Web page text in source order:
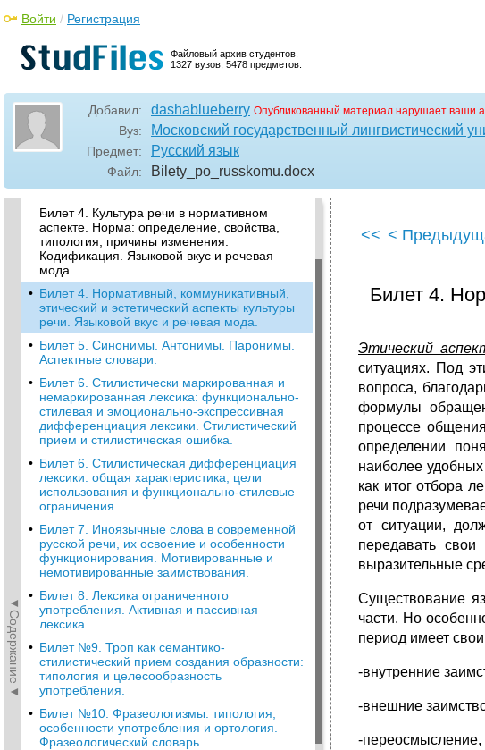
Файловый архив студентов.
1327 вузов, 5478 предметов.
Войти / Регистрация
Добавил: dashablueberry Опубликованный материал нарушает ваши
Вуз: Московский государственный лингвистический
Предмет: Русский язык
Файл: Bilety_po_russkomu.docx
◄Содержание◄
• Билет 2. Современный русский
национальный язык и его стратификация.
Русский литературный язык как высшая
форма существования. Современная
речевая ситуация.
Билет 3. Язык и речь. Речевая культура и
культура речи. Типы речевой культуры.
Билет 4. Культура речи в нормативном
аспекте. Норма: определение, свойства,
типология, причины изменения.
Кодификация. Языковой вкус и речевая
мода.
• Билет 4. Нормативный, коммуникативный,
этический и эстетический аспекты культуры
речи. Языковой вкус и речевая мода.
• Билет 5. Синонимы. Антонимы. Паронимы.
Аспектные словари.
• Билет 6. Стилистически маркированная и
немаркированная лексика: функционально-
стилевая и эмоционально-экспрессивная
дифференциация лексики. Стилистический
прием и стилистическая ошибка.
• Билет 6. Стилистическая дифференциация
лексики: общая характеристика, цели
использования и функционально-стилевые
ограничения.
• Билет 7. Иноязычные слова в современной
русской речи, их освоение и особенности
функционирования. Мотивированные и
немотивированные заимствования.
• Билет 8. Лексика ограниченного
употребления. Активная и пассивная
лексика.
• Билет №9. Троп как семантико-
стилистический прием создания образности:
типология и целесообразность
употребления.
• Билет №10. Фразеологизмы: типология,
особенности употребления и ортология.
Фразеологический словарь.
<< <
Билет 4.
Этический
ситуациях. Под
вопроса,
формулы
процессе
определении
наиболее
как итог отбора
речи
от ситуации,
передавать
выразительные
Существование
части. Но
период имеет
-внутренние
-внешние
-переосмысление,